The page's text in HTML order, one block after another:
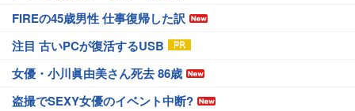
FIREの45歳男性 仕事復帰した訳
注目 古いPCが復活するUSB
女優・小川眞由美さん死去 86歳
盗撮でSEXY女優のイベント中断?